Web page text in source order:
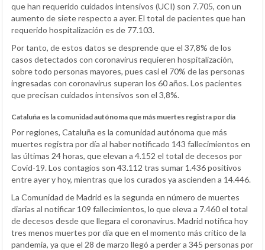
que han requerido cuidados intensivos (UCI) son 7.705, con un
aumento de siete respecto a ayer. El total de pacientes que han
requerido hospitalización es de 77.103.
Por tanto, de estos datos se desprende que el 37,8% de los
casos detectados con coronavirus requieren hospitalización,
sobre todo personas mayores, pues casi el 70% de las personas
ingresadas con coronavirus superan los 60 años. Los pacientes
que precisan cuidados intensivos son el 3,8%.
Cataluña es la comunidad autónoma que más muertes registra por día
Por regiones, Cataluña es la comunidad autónoma que más
muertes registra por día al haber notificado 143 fallecimientos en
las últimas 24 horas, que elevan a 4.152 el total de decesos por
Covid-19. Los contagios son 43.112 tras sumar 1.436 positivos
entre ayer y hoy, mientras que los curados ya ascienden a 14.446.
La Comunidad de Madrid es la segunda en número de muertes
diarias al notificar 109 fallecimientos, lo que eleva a 7.460 el total
de decesos desde que llegara el coronavirus. Madrid notifica hoy
tres menos muertes por día que en el momento más crítico de la
pandemia, ya que el 28 de marzo llegó a perder a 345 personas por